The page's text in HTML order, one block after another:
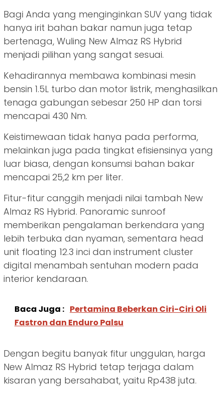
Bagi Anda yang menginginkan SUV yang tidak
hanya irit bahan bakar namun juga tetap
bertenaga, Wuling New Almaz RS Hybrid
menjadi pilihan yang sangat sesuai.
Kehadirannya membawa kombinasi mesin
bensin 1.5L turbo dan motor listrik, menghasilkan
tenaga gabungan sebesar 250 HP dan torsi
mencapai 430 Nm.
Keistimewaan tidak hanya pada performa,
melainkan juga pada tingkat efisiensinya yang
luar biasa, dengan konsumsi bahan bakar
mencapai 25,2 km per liter.
Fitur-fitur canggih menjadi nilai tambah New
Almaz RS Hybrid. Panoramic sunroof
memberikan pengalaman berkendara yang
lebih terbuka dan nyaman, sementara head
unit floating 12.3 inci dan instrument cluster
digital menambah sentuhan modern pada
interior kendaraan.
Baca Juga : Pertamina Beberkan Ciri-Ciri Oli
Fastron dan Enduro Palsu
Dengan begitu banyak fitur unggulan, harga
New Almaz RS Hybrid tetap terjaga dalam
kisaran yang bersahabat, yaitu Rp438 juta.